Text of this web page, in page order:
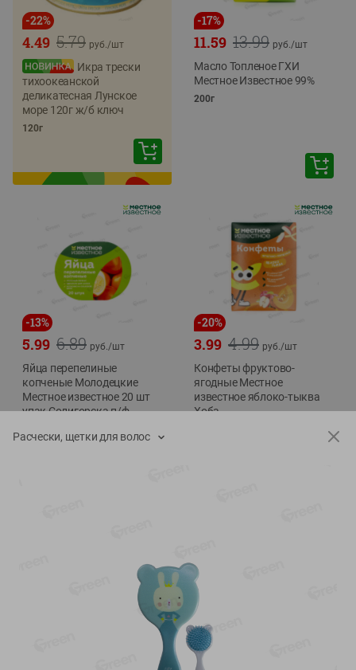
-22%
5.79
4.49 руб./шт
Икра трески
тихоокеанской
деликатесная Лунское
море 120г ж/б ключ
120г
-17%
13.99
11.59 руб./шт
Масло Топленое ГХИ
Местное Известное 99%
200г
-13%
6.89
5.99 руб./шт
Яйца перепелиные
копченые Молодецкие
Местное известное 20 шт
упак Солигорска п/ф
-20%
4.99
3.99 руб./шт
Конфеты фруктово-
ягодные Местное
известное яблоко-тыква
Хоба
Расчески, щетки для волос